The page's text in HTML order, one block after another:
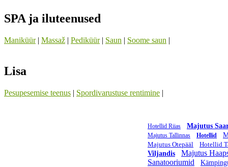
SPA ja iluteenused
Maniküür| Massaž | Pediküür| Saun | Soome saun |
Lisa
Pesupesemise teenus | Spordivarustuse rentimine |
Hotellid Riias Majutus
Majutus Tallinnas Hotellid
Majutus Otepääl
Hotellid
Viljandis
Majutus
Sanatooriumid